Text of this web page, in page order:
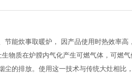
节能炊事取暖炉， 因产品使用时热效率高
物质在炉膛内气化产生可燃气体，可燃
的排放。使用这一技术与传统大灶相比